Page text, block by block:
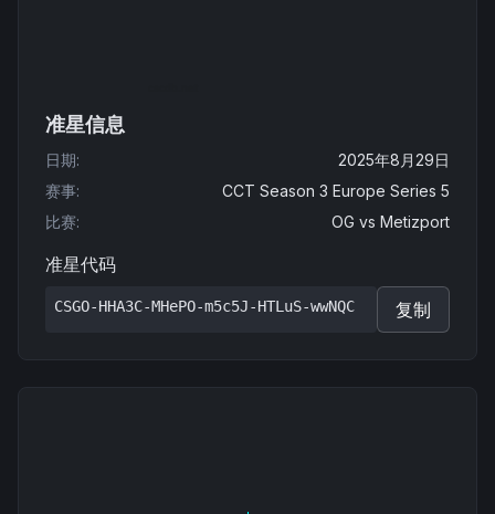
准星信息
日期:
2025年8月29日
赛事:
CCT Season 3 Europe Series 5
比赛: OG vs Metizport
准星代码
CSGO-HHA3C-MHePO-m5c5J-HTLuS-wwNQC 复制